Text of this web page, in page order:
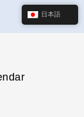
日本語